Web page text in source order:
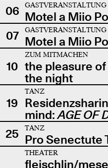
06
GASTVERANSTALTUNG
Motel a Miio
07
GASTVERANSTALTUNG
Motel a Miio
10
ZUM MITMACHEN
the pleasure
the night
19
TANZ
mind:AGE OF
25
TANZ
Pro Senectute
THEATER
fleischlin/